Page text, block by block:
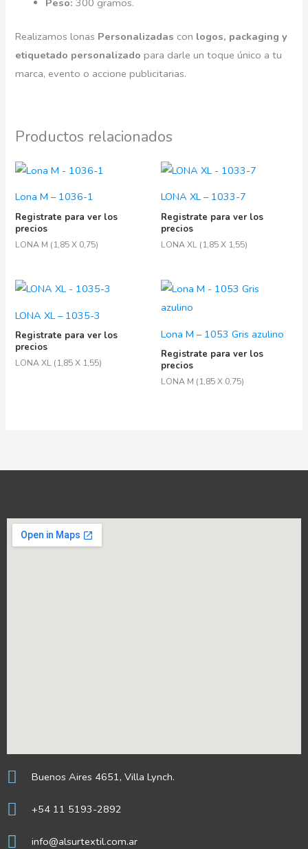
Peso: 300 gramos.
Realizamos lonas Personalizadas con logos, packaging y
etiquetado personalizado para darle un toque único a tu
marca, evento o accione publicitarias.
Productos relacionados
Lona M – 1036-1
Registrate para ver los
precios
LONA M (1,85 X 0,75)
LONA XL – 1033-7
Registrate para ver los
precios
LONA XL (1,85 X 1,55)
LONA XL – 1035-3
Registrate para ver los
precios
LONA XL (1,85 X 1,55)
Lona M – 1053 Gris azulino
Registrate para ver los
precios
LONA M (1,85 X 0,75)
Buenos Aires 4651, Villa Lynch.
+54 11 5193-2892
info@alsurtextil.com.ar